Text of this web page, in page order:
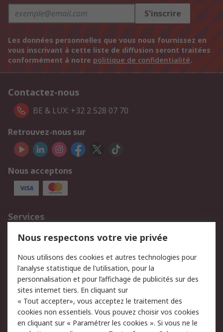
S'inscrire
Les données personnelles que vous nous fournissez en
vous inscrivant à cette liste de diffusion seront traitées
conformément à notre politique de confidentialité.
Contactez-nous
BE & LUX: +32 2 528 07 70
Retrouvez-nous sur
Nous acceptons
Services
750.000 produits
2.500 marques
Retours
Support technique
Track & trace
Legal
Politique de cookies
Sécurité des e-mails
Nous respectons votre vie privée
Nous utilisons des cookies et autres technologies pour
l'analyse statistique de l'utilisation, pour la
personnalisation et pour l’affichage de publicités sur des
sites internet tiers. En cliquant sur
« Tout accepter», vous acceptez le traitement des
cookies non essentiels. Vous pouvez choisir vos cookies
en cliquant sur « Paramétrer les cookies ». Si vous ne le